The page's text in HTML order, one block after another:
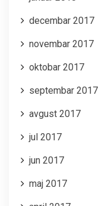
decembar 2017
novembar 2017
oktobar 2017
septembar 2017
avgust 2017
jul 2017
jun 2017
maj 2017